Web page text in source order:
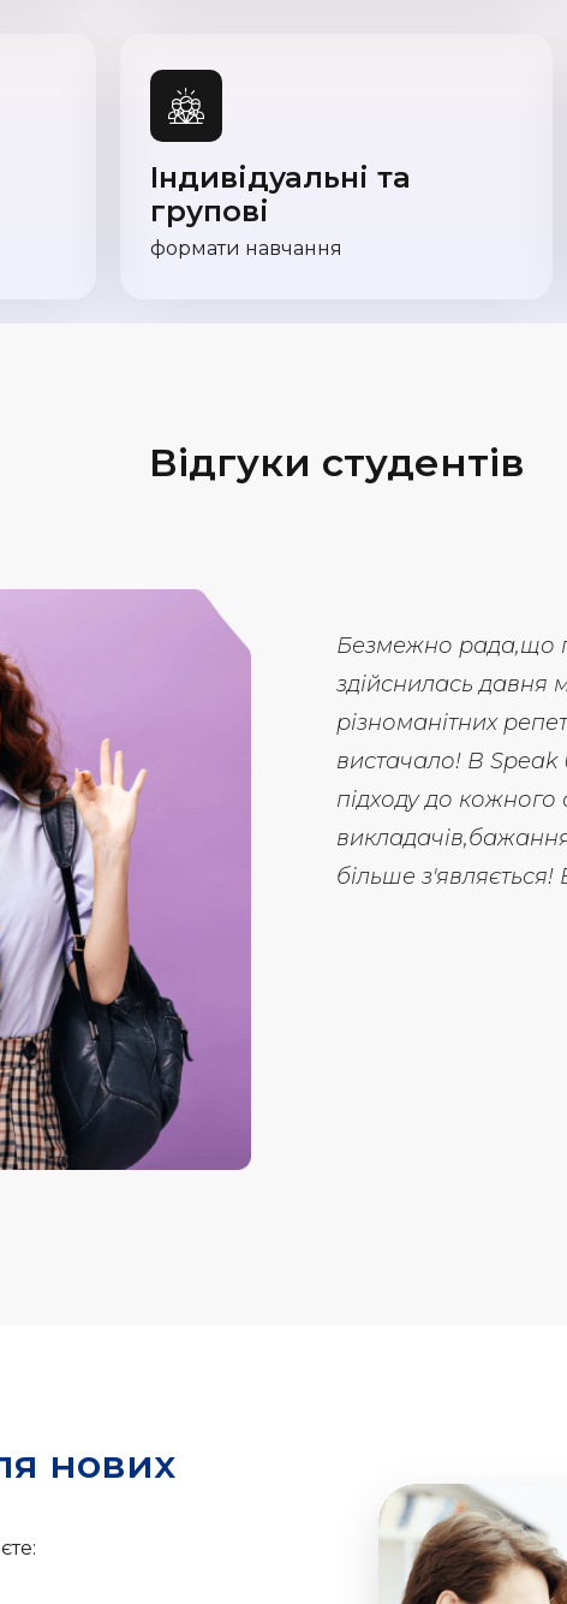
Індивідуальні та
групові
формати навчання
Відгуки студентів
- это
получению
занятий,
(по
мероприятий,
комфортного
гарантия
- это новый
куда
для
рады видеть.
Безмежно рада,що
здійснилась давня мрія!
різноманітних
вистачало! В Speak Up
підходу до кожного
викладачів,бажання не
більше з'являється! Ви
нових